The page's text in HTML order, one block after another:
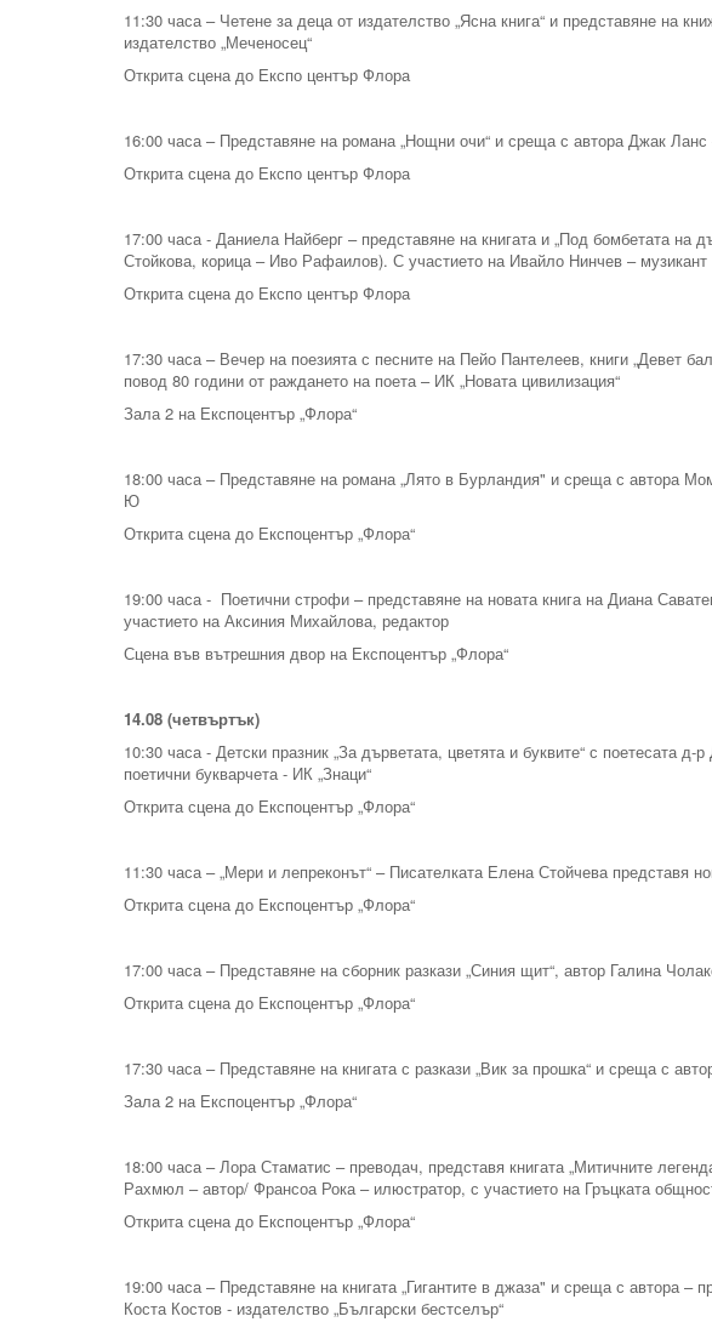
11:30 часа – Четене за деца от издателство „Ясна книга“ и представяне на
издателство „Меченосец“
Открита сцена до Експо център Флора
16:00 часа – Представяне на романа „Нощни очи“ и среща с автора Джак Ланс
Открита сцена до Експо център Флора
17:00 часа - Даниела Найберг – представяне на книгата и „Под бомбетата на
Стойкова, корица – Иво Рафаилов). С участието на Ивайло Нинчев – музикант
Открита сцена до Експо център Флора
17:30 часа – Вечер на поезията с песните на Пейо Пантелеев, книги „Девет
повод 80 години от раждането на поета – ИК „Новата цивилизация“
Зала 2 на Експоцентър „Флора“
18:00 часа – Представяне на романа „Лято в Бурландия" и среща с автора
Ю
Открита сцена до Експоцентър „Флора“
19:00 часа - Поетични строфи – представяне на новата книга на Диана
участието на Аксиния Михайлова, редактор
Сцена във вътрешния двор на Експоцентър „Флора“
14.08 (четвъртък)
10:30 часа - Детски празник „За дърветата, цветята и буквите“ с поетесата
поетични букварчета - ИК „Знаци“
Открита сцена до Експоцентър „Флора“
11:30 часа – „Мери и лепреконът“ – Писателката Елена Стойчева представя
Открита сцена до Експоцентър „Флора“
17:00 часа – Представяне на сборник разкази „Синия щит“, автор Галина
Открита сцена до Експоцентър „Флора“
17:30 часа – Представяне на книгата с разкази „Вик за прошка“ и среща с
Зала 2 на Експоцентър „Флора“
18:00 часа – Лора Стаматис – преводач, представя книгата „Митичните
Рахмюл – автор/ Франсоа Рока – илюстратор, с участието на Гръцката
Открита сцена до Експоцентър „Флора“
19:00 часа – Представяне на книгата „Гигантите в джаза" и среща с автора
Коста Костов - издателство „Български бестселър“